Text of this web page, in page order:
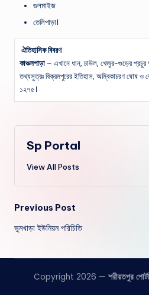
গুলমাইজ
তেলিপাড়া।
ঐতিহাসিক বিবরণ
কাঞ্চনপাড়া – এখানে ধান, চাউল, খেজুর-গুড়ের প্রচুর
তথ্যসুত্রঃ বিক্রমপুরের ইতিহাস, অম্বিকাচরণ ঘোষ ও
১২৭৫।
Sp Portal
View All Posts
Post
navigation
Previous Post
ভুমখাড়া ইউনিয়ন পরিচিতি
Copyright 2026 — শরীয়তপুর